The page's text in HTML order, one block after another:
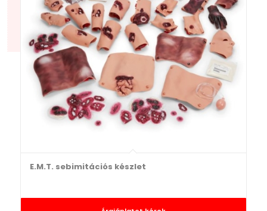
E.M.T. sebimitációs készlet